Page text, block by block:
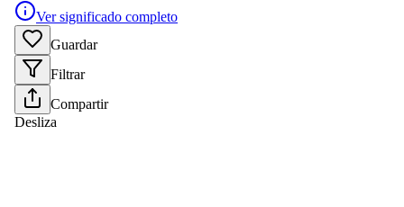
Ver significado completo
Guardar
Filtrar
Compartir
Desliza